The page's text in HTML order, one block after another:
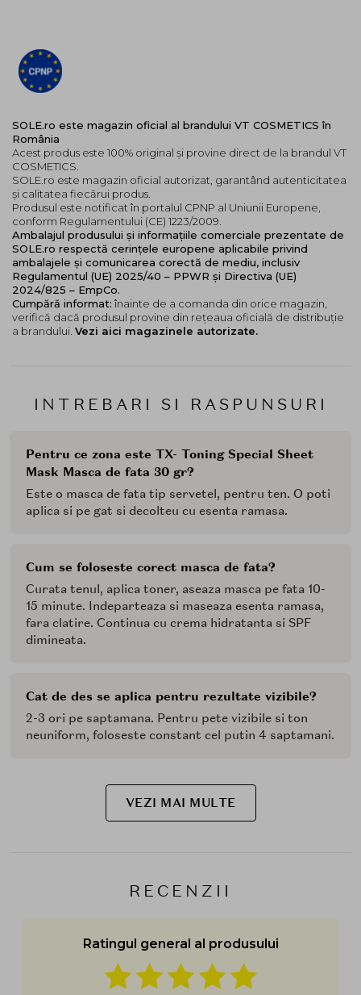
INTREBARI SI RASPUNSURI
Pentru ce zona este TX- Toning Special Sheet
Mask Masca de fata 30 gr?
Este o masca de fata tip servetel, pentru ten. O poti
aplica si pe gat si decolteu cu esenta ramasa.
Cum se foloseste corect masca de fata?
Curata tenul, aplica toner, aseaza masca pe fata 10-
15 minute. Indeparteaza si maseaza esenta ramasa,
fara clatire. Continua cu crema hidratanta si SPF
dimineata.
Cat de des se aplica pentru rezultate vizibile?
2-3 ori pe saptamana. Pentru pete vizibile si ton
neuniform, foloseste constant cel putin 4 saptamani.
VEZI MAI MULTE
SOLE.ro este magazin oficial al brandului VT COSMETICS în
România
Acest produs este 100% original și provine direct de la brandul VT
COSMETICS.
SOLE.ro este magazin oficial autorizat, garantând autenticitatea
și calitatea fiecărui produs.
Produsul este notificat în portalul CPNP al Uniunii Europene,
conform Regulamentului (CE) 1223/2009.
Ambalajul produsului și informațiile comerciale prezentate de
SOLE.ro respectă cerințele europene aplicabile privind
ambalajele și comunicarea corectă de mediu, inclusiv
Regulamentul (UE) 2025/40 – PPWR și Directiva (UE)
2024/825 – EmpCo.
Cumpără informat: înainte de a comanda din orice magazin,
verifică dacă produsul provine din rețeaua oficială de distribuție
a brandului. Vezi aici magazinele autorizate.
RECENZII
Ratingul general al produsului